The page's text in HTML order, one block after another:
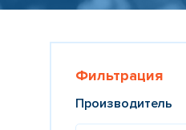
Фильтрация
Производитель